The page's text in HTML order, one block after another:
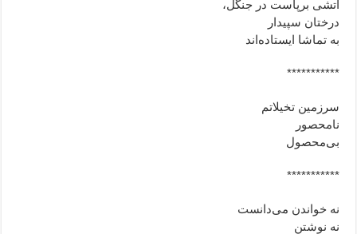
آتشى برپاست در جنگل،
درختان سپيدار
به تماشا ايستاده‌اند
***********
سرزمین تخیلاتم
نامحصور
بی‌محصول
***********
نه خواندن می‌دانست
نه نوشتن